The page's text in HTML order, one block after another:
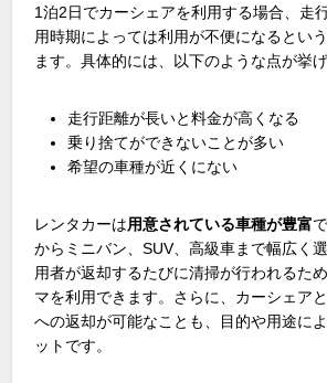
1泊2日でカーシェアを利用する場合、走
用時期によっては利用が不便になるとい
ます。具体的には、以下のような点が挙
走行距離が長いと料金が高くなる
乗り捨てができないことが多い
希望の車種が近くにない
レンタカーは用意されている車種が豊富
からミニバン、SUV、高級車まで幅広く
用者が返却するたびに清掃が行われるた
マを利用できます。さらに、カーシェア
への返却が可能なことも、目的や用途に
ットです。